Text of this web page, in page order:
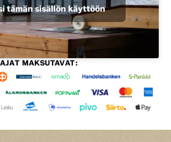
tämän sisällön käyttöön
MAKSUTAVAT: